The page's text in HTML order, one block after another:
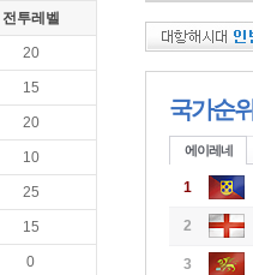
전투레벨
20
15
20
10
25
15
0
국가순위
에이레네
1
2
3